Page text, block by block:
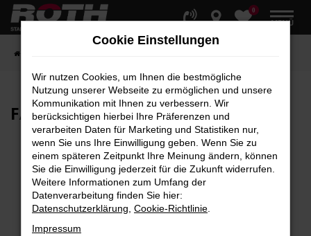
Zum
Hauptinhalt
0
MENÜ
FAHRZEUG-SHOWROOM
Fehler: Network Error
Beim Laden ist ein Fehler aufgetreten.
Hier sind ein paar Tipps, die dir helfen können:
Cookie Einstellungen
Wir nutzen Cookies, um Ihnen die bestmögliche
Nutzung unserer Webseite zu ermöglichen und unsere
Kommunikation mit Ihnen zu verbessern. Wir
berücksichtigen hierbei Ihre Präferenzen und
verarbeiten Daten für Marketing und Statistiken nur,
wenn Sie uns Ihre Einwilligung geben. Wenn Sie zu
einem späteren Zeitpunkt Ihre Meinung ändern, können
Sie die Einwilligung jederzeit für die Zukunft widerrufen.
Weitere Informationen zum Umfang der
Datenverarbeitung finden Sie hier:
Datenschutzerklärung Cookie-Richtlinie
Impressum